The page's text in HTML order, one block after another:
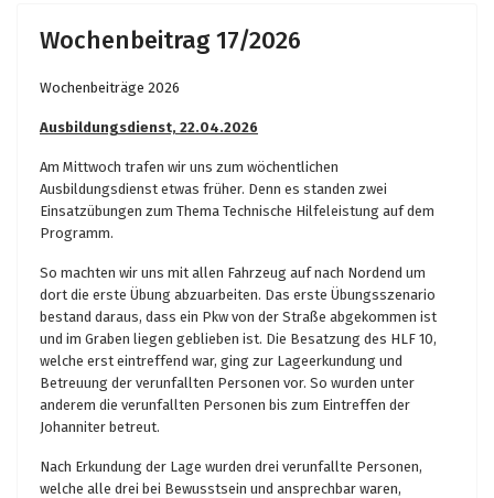
Wochenbeitrag 17/2026
Wochenbeiträge 2026
Ausbildungsdienst, 22.04.2026
Am Mittwoch trafen wir uns zum wöchentlichen
Ausbildungsdienst etwas früher. Denn es standen zwei
Einsatzübungen zum Thema Technische Hilfeleistung auf dem
Programm.
So machten wir uns mit allen Fahrzeug auf nach Nordend um
dort die erste Übung abzuarbeiten. Das erste Übungsszenario
bestand daraus, dass ein Pkw von der Straße abgekommen ist
und im Graben liegen geblieben ist. Die Besatzung des HLF 10,
welche erst eintreffend war, ging zur Lageerkundung und
Betreuung der verunfallten Personen vor. So wurden unter
anderem die verunfallten Personen bis zum Eintreffen der
Johanniter betreut.
Nach Erkundung der Lage wurden drei verunfallte Personen,
welche alle drei bei Bewusstsein und ansprechbar waren,